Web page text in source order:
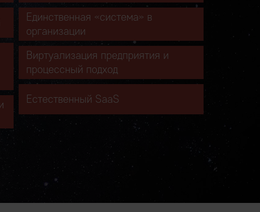
Единственная «система» в
организации
Виртуализация предприятия и
процессный подход
Естественный SaaS